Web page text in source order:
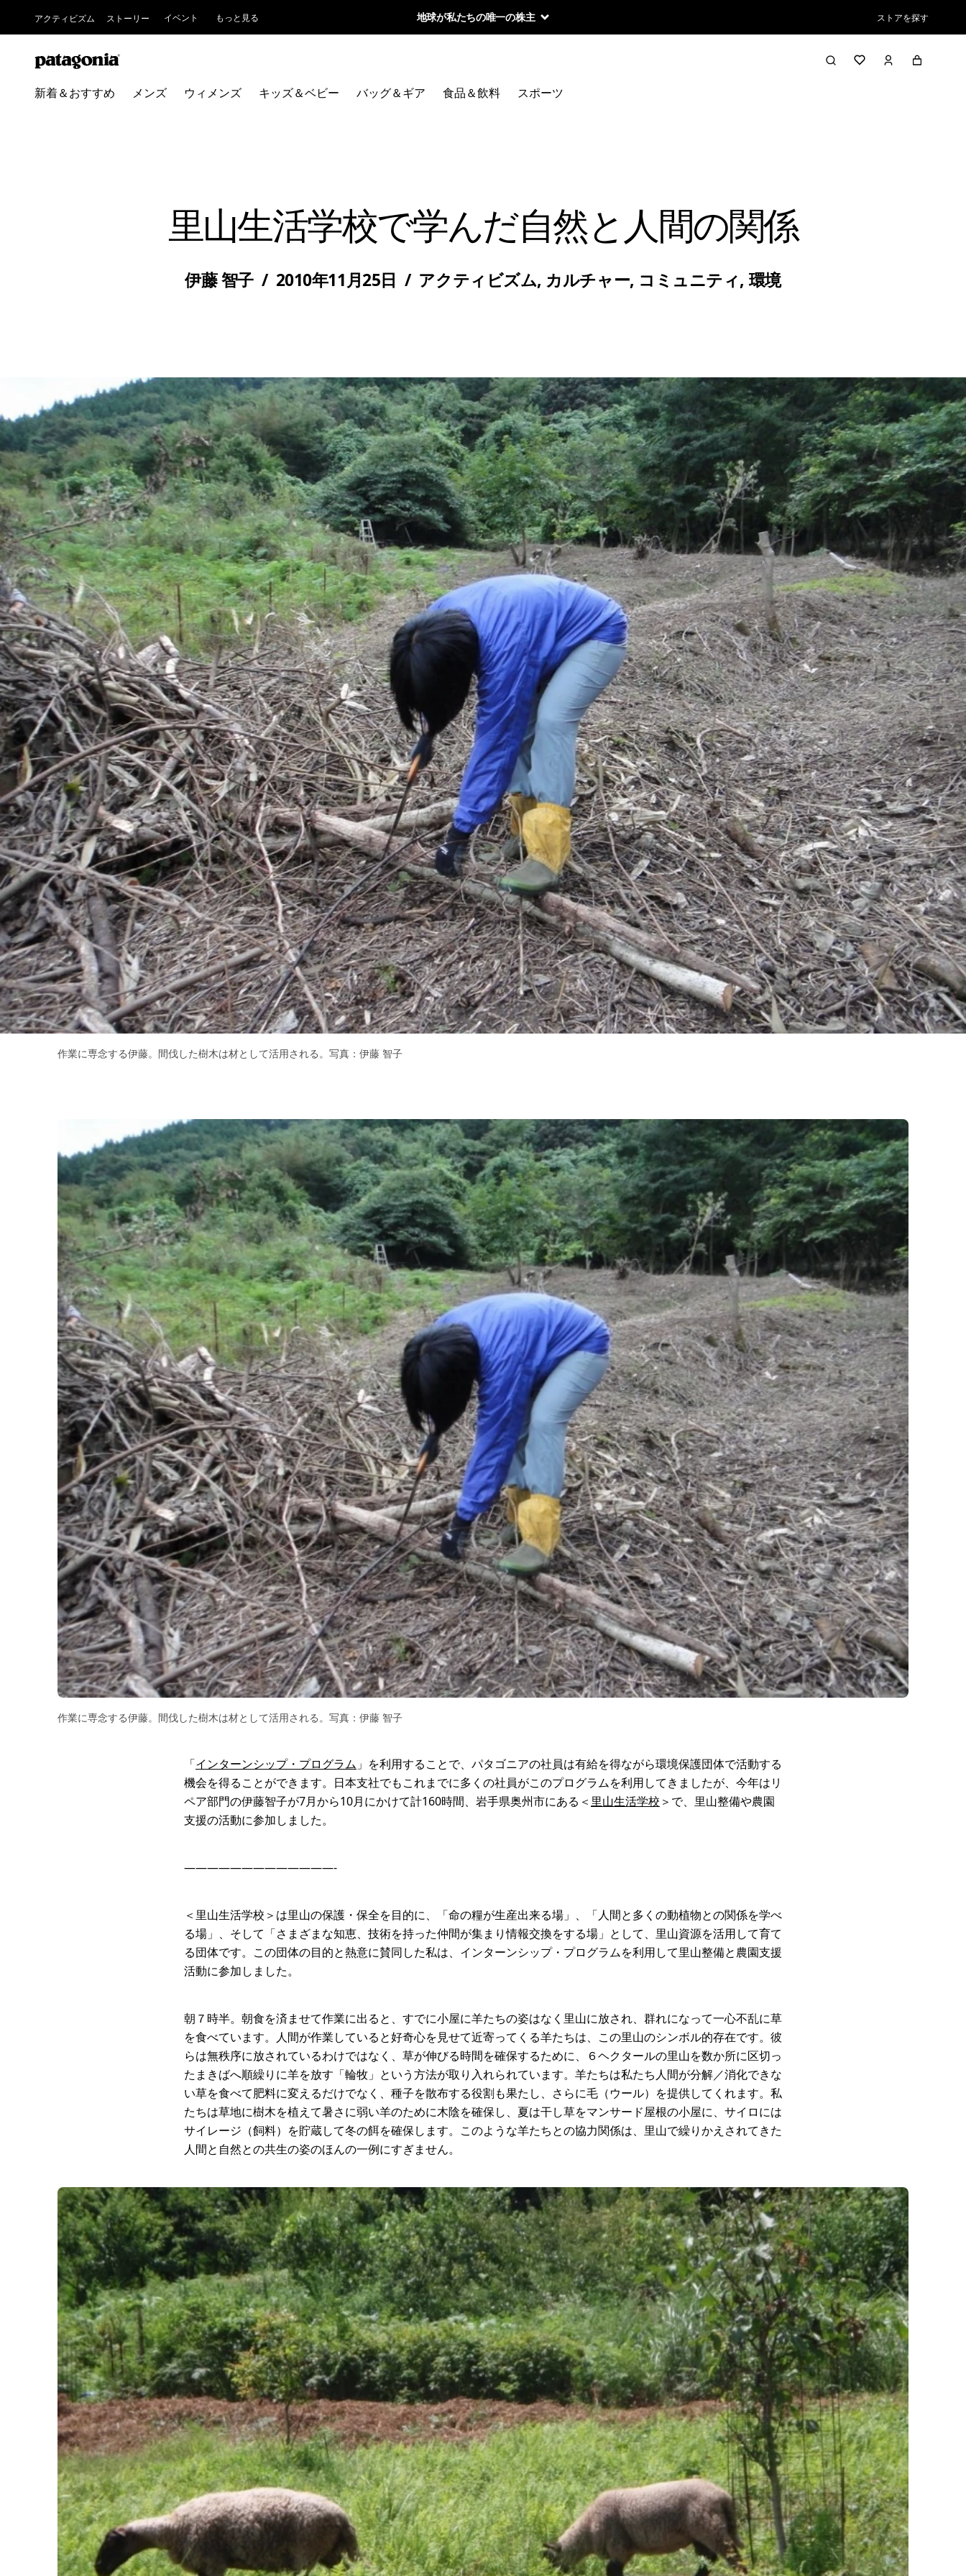
アクティビズム ストーリー イベント もっと見る 地球が私たちの唯一の株主 ストアを探す
新着＆おすすめ メンズ ウィメンズ キッズ＆ベビー バッグ＆ギア 食品＆飲料 スポーツ
里山生活学校で学んだ自然と人間の関係
伊藤 智子 / 2010年11月25日 / アクティビズム, カルチャー, コミュニティ,環境
作業に専念する伊藤。間伐した樹木は材として活用される。写真：伊藤 智子
作業に専念する伊藤。間伐した樹木は材として活用される。写真：伊藤 智子
「インターンシップ・プログラム 」を利用することで、パタゴニアの社員は有給を得ながら環境保護団体で活動する
機会を得ることができます。日本支社でもこれまでに多くの社員がこのプログラムを利用してきましたが、今年はリ
ペア部門の伊藤智子が7月から10月にかけて計160時間、岩手県奥州市にある＜ 里山生活学校 ＞で、里山整備や農園
支援の活動に参加しました。
—————————————-
＜里山生活学校＞は里山の保護・保全を目的に、「命の糧が生産出来る場」、「人間と多くの動植物との関係を学べ
る場」、そして「さまざまな知恵、技術を持った仲間が集まり情報交換をする場」として、里山資源を活用して育て
る団体です。この団体の目的と熱意に賛同した私は、インターンシップ・プログラムを利用して里山整備と農園支援
活動に参加しました。
朝７時半。朝食を済ませて作業に出ると、すでに小屋に羊たちの姿はなく里山に放され、群れになって一心不乱に草
を食べています。人間が作業していると好奇心を見せて近寄ってくる羊たちは、この里山のシンボル的存在です。彼
らは無秩序に放されているわけではなく、草が伸びる時間を確保するために、６ヘクタールの里山を数か所に区切っ
たまきばへ順繰りに羊を放す「輪牧」という方法が取り入れられています。羊たちは私たち人間が分解／消化できな
い草を食べて肥料に変えるだけでなく、種子を散布する役割も果たし、さらに毛（ウール）を提供してくれます。私
たちは草地に樹木を植えて暑さに弱い羊のために木陰を確保し、夏は干し草をマンサード屋根の小屋に、サイロには
サイレージ（飼料）を貯蔵して冬の餌を確保します。このような羊たちとの協力関係は、里山で繰りかえされてきた
人間と自然との共生の姿のほんの一例にすぎません。